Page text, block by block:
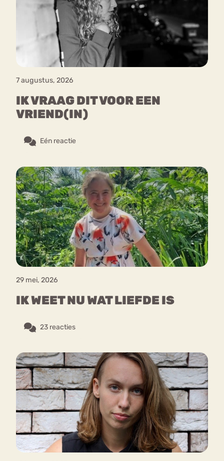
7 augustus, 2026
IK VRAAG DIT VOOR EEN
VRIEND(IN)
Eén reactie
29 mei, 2026
IK WEET NU WAT LIEFDE IS
23 reacties
Chat
Forum
mia
Eetstoornis
Eetbuien
Orthorexia
Afvallen Angst